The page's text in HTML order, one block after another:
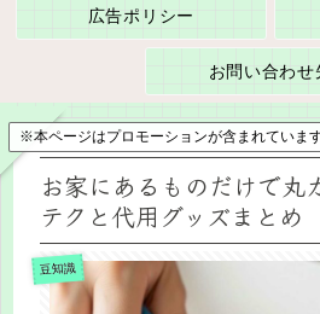
広告ポリシー
お問い合わせ
※本ページはプロモーションが含まれています
お家にあるものだけで丸
テクと代用グッズまとめ
豆知識